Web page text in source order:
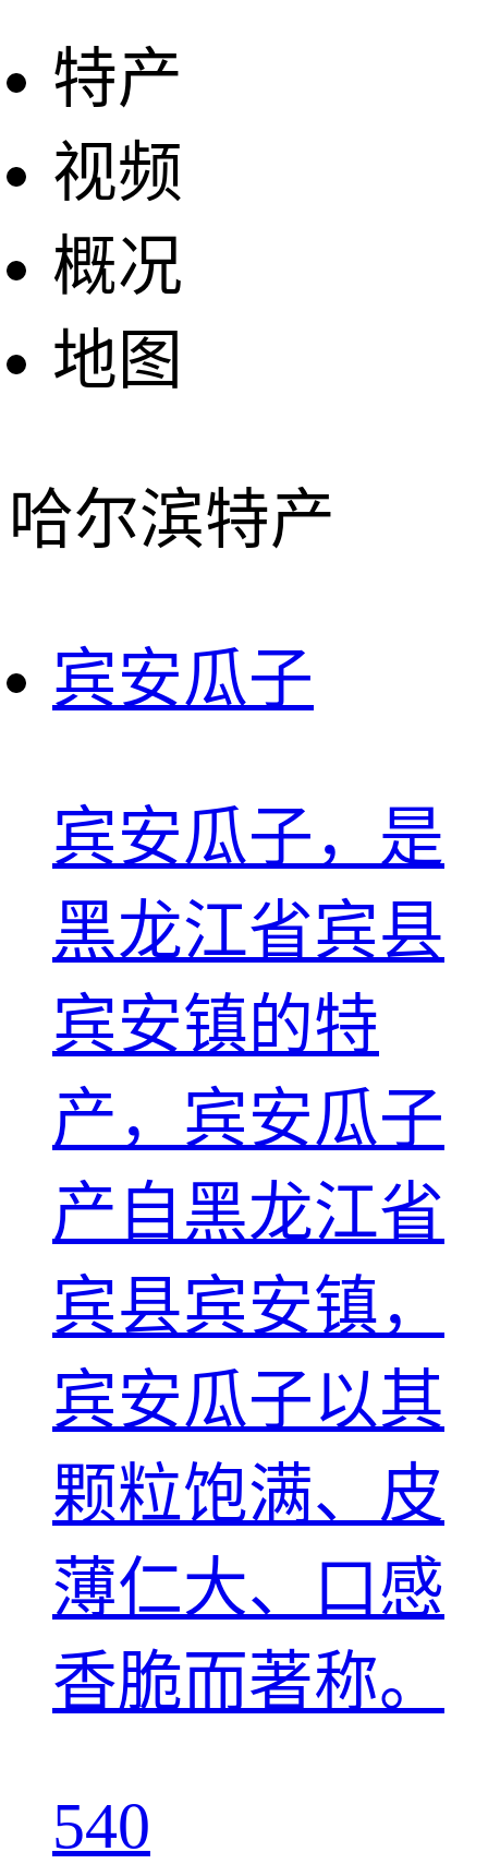
特产
视频
概况
地图
哈尔滨特产
宾安瓜子
宾安瓜子，是
黑龙江省宾县
宾安镇的特
产，宾安瓜子
产自黑龙江省
宾县宾安镇，
宾安瓜子以其
颗粒饱满、皮
薄仁大、口感
香脆而著称。
540